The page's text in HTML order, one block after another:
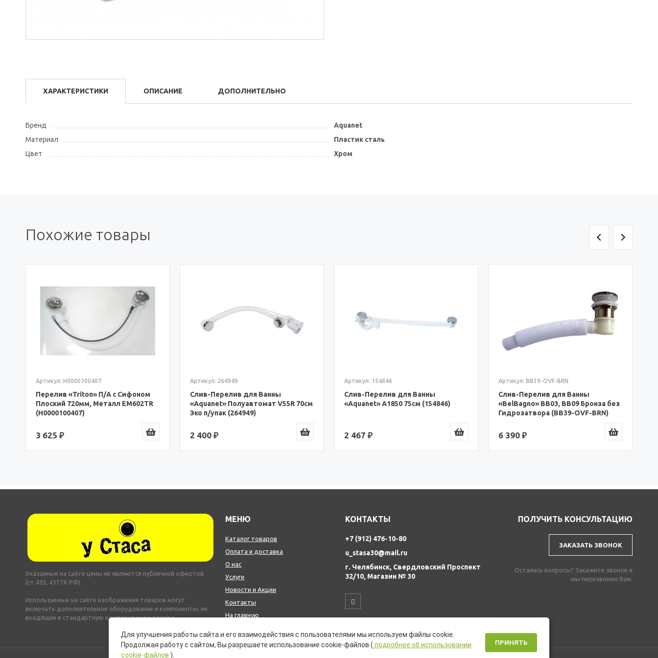
ХАРАКТЕРИСТИКИ ОПИСАНИЕ ДОПОЛНИТЕЛЬНО
Бренд
Aquanet
Материал
Пластик сталь
Цвет
Хром
Похожие товары
Артикул: Н0000100407
Перелив «Triton» П/А с Сифоном
Плоский 720мм, Металл EM602TR
(Н0000100407)
3 625 ₽
Артикул: 264949
Слив-Перелив для Ванны
«Aquanet» Полуавтомат V55R 70см
Эко п/упак (264949)
2 400 ₽
Артикул: 154846
Слив-Перелив для Ванны
«Aquanet» A1850 75см (154846)
2 467 ₽
Артикул: BB39-OVF-BRN
Слив-Перелив для Ванны
«BelBagno» BB03, BB09 Бронза без
Гидрозатвора (BB39-OVF-BRN)
6 390 ₽
Указанные на сайте цены не являются публичной офертой
(ст.435, 437 ГК РФ).
Используемые на сайте изображения товаров могут
включать дополнительное оборудование и компоненты, не
входящие в стандартную комплектацию товара.
МЕНЮ
Каталог товаров
Оплата и доставка
О нас
Услуги
Новости и Акции
Контакты
На главную
КОНТАКТЫ
+7 (912) 476-10-80
u_stasa30@mail.ru
г. Челябинск, Свердловский Проспект
32/10, Магазин № 30
ПОЛУЧИТЬ КОНСУЛЬТАЦИЮ
ЗАКАЗАТЬ ЗВОНОК
Остались вопросы? Закажите звонок и
мы перезвоним Вам.
Для улучшения работы сайта и его взаимодействия с пользователями мы используем файлы cookie.
Продолжая работу с сайтом, Вы разрешаете использование cookie-файлов ( подробнее об использовании
cookie-файлов ).
ПРИНЯТЬ